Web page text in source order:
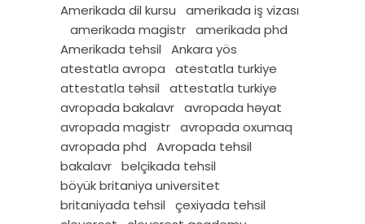
Amerikada dil kursu
amerikada iş vizası
amerikada magistr amerikada phd
Amerikada tehsil
Ankara yös
atestatla avropa
atestatla turkiye
attestatla təhsil
attestatla turkiye
avropada bakalavr avropada həyat
avropada magistr avropada oxumaq
avropada phd
Avropada tehsil
bakalavr belçikada tehsil
böyük britaniya universitet
britaniyada tehsil
çexiyada tehsil